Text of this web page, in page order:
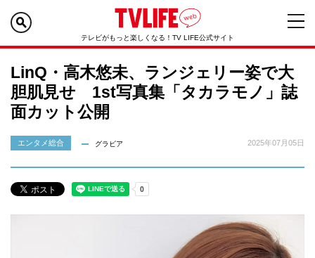
テレビがもっと楽しくなる！TV LIFE公式サイト
LinQ・高木悠未、ランジェリー姿で大
胆肌見せ 1st写真集「タカラモノ」誌
面カット公開
エンタメ総合 グラビア 2025年07月05日